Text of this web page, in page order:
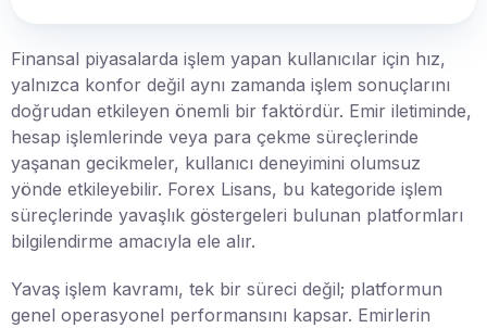
Finansal piyasalarda işlem yapan kullanıcılar için hız,
yalnızca konfor değil aynı zamanda işlem sonuçlarını
doğrudan etkileyen önemli bir faktördür. Emir iletiminde,
hesap işlemlerinde veya para çekme süreçlerinde
yaşanan gecikmeler, kullanıcı deneyimini olumsuz
yönde etkileyebilir. Forex Lisans, bu kategoride işlem
süreçlerinde yavaşlık göstergeleri bulunan platformları
bilgilendirme amacıyla ele alır.
Yavaş işlem kavramı, tek bir süreci değil; platformun
genel operasyonel performansını kapsar. Emirlerin